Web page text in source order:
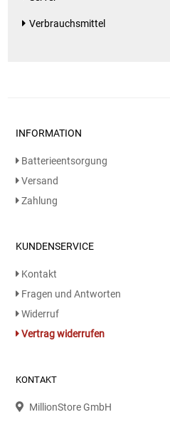
Obstkonserven
Patisserie
Pikante Snacks
Porzellan
POS Material Trinkwerk
Profisortiment
Reinigungshilfsmittel
Salz
Verbrauchsmittel
INFORMATION
Batterieentsorgung
Versand
Zahlung
KUNDENSERVICE
Kontakt
Fragen und Antworten
Widerruf
Vertrag widerrufen
KONTAKT
MillionStore GmbH